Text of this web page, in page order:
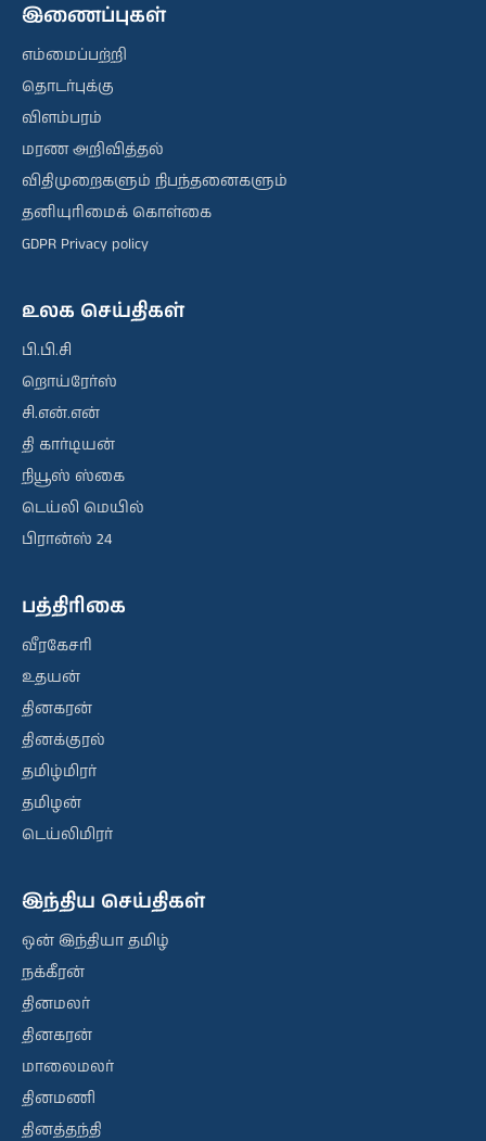
இணைப்புகள்
எம்மைப்பற்றி
தொடர்புக்கு
விளம்பரம்
மரண அறிவித்தல்
விதிமுறைகளும் நிபந்தனைகளும்
தனியுரிமைக் கொள்கை
GDPR Privacy policy
உலக செய்திகள்
பி.பி.சி
றொய்ரேர்ஸ்
சி.என்.என்
தி கார்டியன்
நியூஸ் ஸ்கை
டெய்லி மெயில்
பிரான்ஸ் 24
பத்திரிகை
வீரகேசரி
உதயன்
தினகரன்
தினக்குரல்
தமிழ்மிரர்
தமிழன்
டெய்லிமிரர்
இந்திய செய்திகள்
ஒன் இந்தியா தமிழ்
நக்கீரன்
தினமலர்
தினகரன்
மாலைமலர்
தினமணி
தினத்தந்தி